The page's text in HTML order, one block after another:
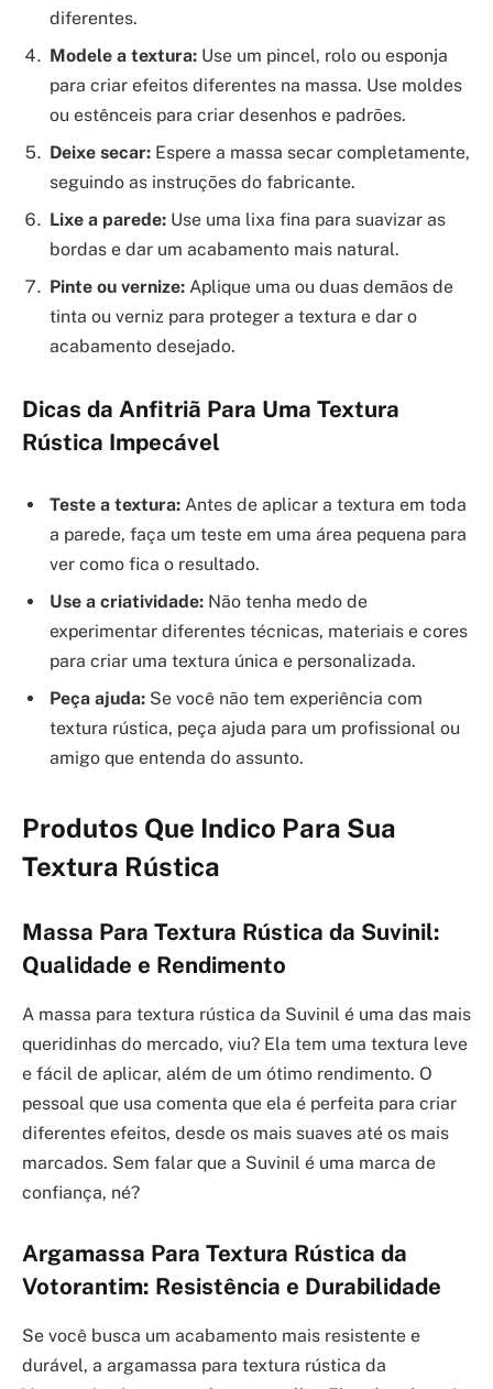
diferentes.
Modele a textura: Use um pincel, rolo ou esponja
para criar efeitos diferentes na massa. Use moldes
ou estênceis para criar desenhos e padrões.
Deixe secar: Espere a massa secar completamente,
seguindo as instruções do fabricante.
Lixe a parede: Use uma lixa fina para suavizar as
bordas e dar um acabamento mais natural.
Pinte ou vernize: Aplique uma ou duas demãos de
tinta ou verniz para proteger a textura e dar o
acabamento desejado.
Dicas da Anfitriã Para Uma Textura
Rústica Impecável
Teste a textura: Antes de aplicar a textura em toda
a parede, faça um teste em uma área pequena para
ver como fica o resultado.
Use a criatividade: Não tenha medo de
experimentar diferentes técnicas, materiais e cores
para criar uma textura única e personalizada.
Peça ajuda: Se você não tem experiência com
textura rústica, peça ajuda para um profissional ou
amigo que entenda do assunto.
Produtos Que Indico Para Sua
Textura Rústica
Massa Para Textura Rústica da Suvinil:
Qualidade e Rendimento
A massa para textura rústica da Suvinil é uma das mais
queridinhas do mercado, viu? Ela tem uma textura leve
e fácil de aplicar, além de um ótimo rendimento. O
pessoal que usa comenta que ela é perfeita para criar
diferentes efeitos, desde os mais suaves até os mais
marcados. Sem falar que a Suvinil é uma marca de
confiança, né?
Argamassa Para Textura Rústica da
Votorantim: Resistência e Durabilidade
Se você busca um acabamento mais resistente e
durável, a argamassa para textura rústica da